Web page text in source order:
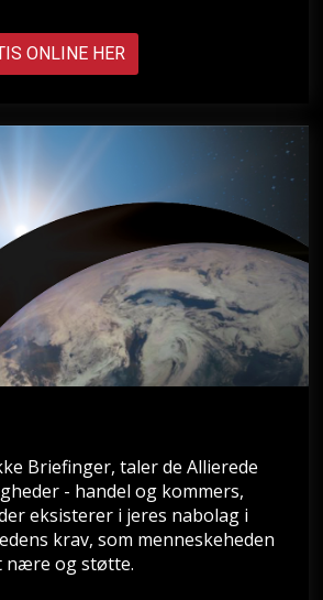
ONLINE HER
Briefinger, taler de Allierede
- handel og kommers,
eksisterer i jeres nabolag i
krav, som menneskeheden
nære og støtte.